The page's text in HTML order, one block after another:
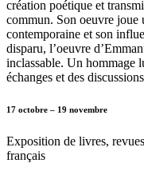
création poétique et
commun. Son oeuvre joue
contemporaine et son
disparu, l’oeuvre
inclassable. Un hommage
échanges et des
17 octobre – 19 novembre
Exposition de livres,
français